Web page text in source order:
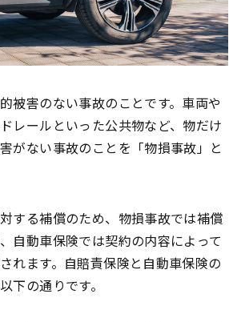
被害のない事故のことです。車両や
レールといった公共物など、物だけ
がない事故のことを「物損事故」と
する補償のため、物損事故では補償
自動車保険では契約の内容によって
れます。自賠責保険と自動車保険の
下の通りです。